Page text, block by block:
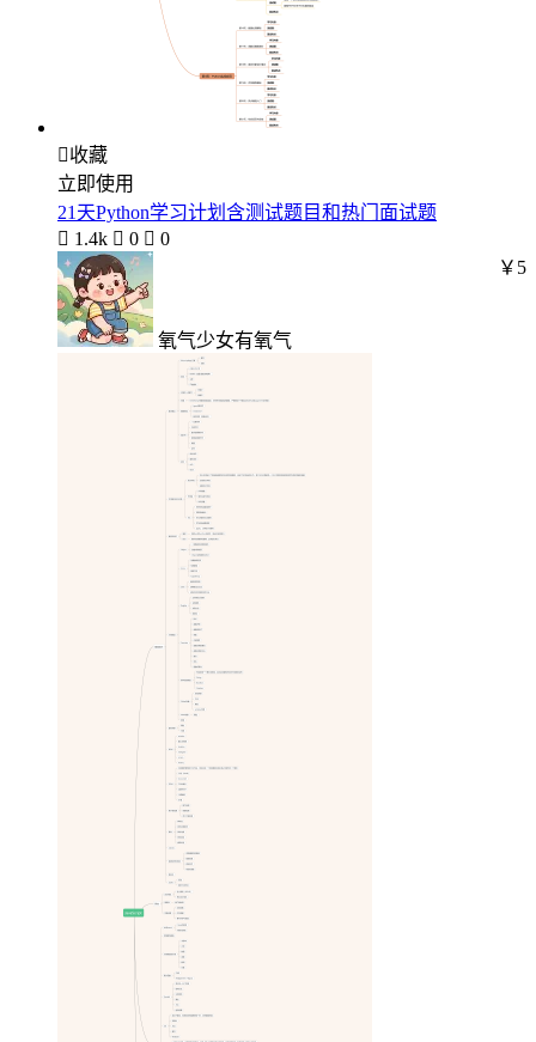
收藏
立即使用
21天Python学习计划含测试题目和热门面试题
 1.4k  0  0
氧气少女有氧气
￥5